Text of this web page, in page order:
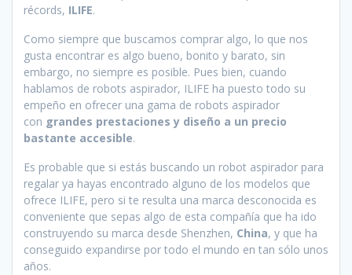
récords, ILIFE.
Como siempre que buscamos comprar algo, lo que nos
gusta encontrar es algo bueno, bonito y barato, sin
embargo, no siempre es posible. Pues bien, cuando
hablamos de robots aspirador, ILIFE ha puesto todo su
empeño en ofrecer una gama de robots aspirador
con grandes prestaciones y diseño a un precio
bastante accesible.
Es probable que si estás buscando un robot aspirador para
regalar ya hayas encontrado alguno de los modelos que
ofrece ILIFE, pero si te resulta una marca desconocida es
conveniente que sepas algo de esta compañía que ha ido
construyendo su marca desde Shenzhen, China, y que ha
conseguido expandirse por todo el mundo en tan sólo unos
años.